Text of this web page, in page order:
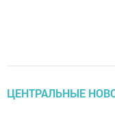
ЦЕНТРАЛЬНЫЕ